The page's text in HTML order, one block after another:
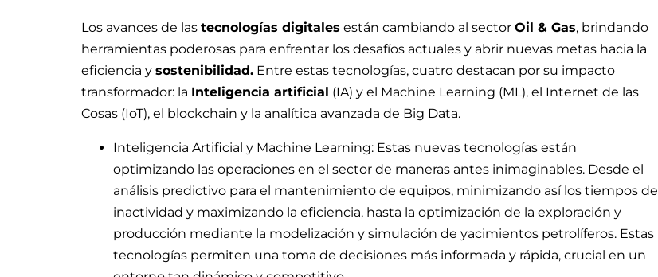
Los avances de las tecnologías digitales están cambiando al sector Oil & Gas, brindando
herramientas poderosas para enfrentar los desafíos actuales y abrir nuevas metas hacia la
eficiencia y sostenibilidad. Entre estas tecnologías, cuatro destacan por su impacto
transformador: la Inteligencia artificial (IA) y el Machine Learning (ML), el Internet de las
Cosas (IoT), el blockchain y la analítica avanzada de Big Data.
Inteligencia Artificial y Machine Learning: Estas nuevas tecnologías están
optimizando las operaciones en el sector de maneras antes inimaginables. Desde el
análisis predictivo para el mantenimiento de equipos, minimizando así los tiempos de
inactividad y maximizando la eficiencia, hasta la optimización de la exploración y
producción mediante la modelización y simulación de yacimientos petrolíferos. Estas
tecnologías permiten una toma de decisiones más informada y rápida, crucial en un